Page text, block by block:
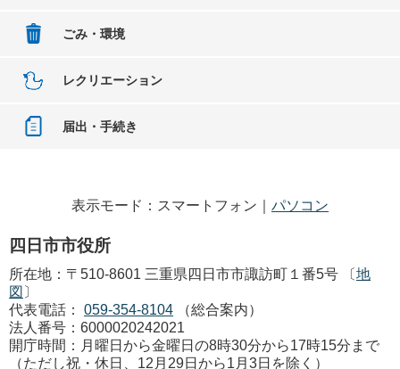
ごみ・環境
レクリエーション
届出・手続き
表示モード：スマートフォン｜ パソコン
四日市市役所
所在地：〒510-8601 三重県四日市市諏訪町１番5号 〔地
図 〕
代表電話：
059-354-8104
（総合案内）
法人番号：6000020242021
開庁時間：月曜日から金曜日の8時30分から17時15分まで
（ただし祝・休日、12月29日から1月3日を除く）